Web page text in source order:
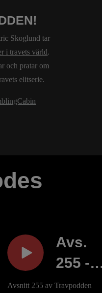
Skoglund tar
i travets värld.
och pratar om
elitserie.
Avs.
255 -
”Jag
Avsnitt 255 av Travpodden